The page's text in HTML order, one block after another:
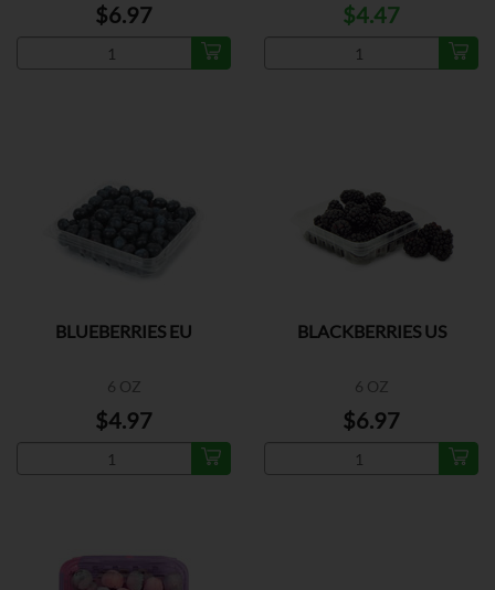
$6.97 $4.47
BLUEBERRIES EU
6 OZ
$4.97
BLACKBERRIES US
6 OZ
$6.97